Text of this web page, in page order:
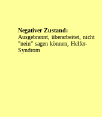
Negativer Zustand:
Ausgebrannt, überarbeitet, nicht
"nein" sagen können, Helfer-
Syndrom